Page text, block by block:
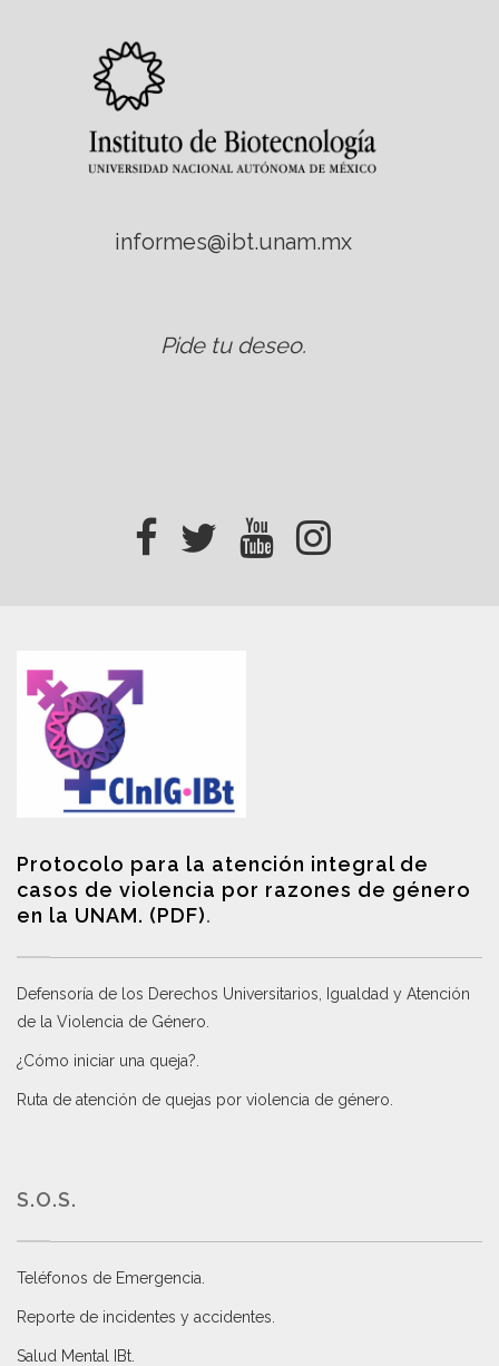
informes@ibt.unam.mx
Pide tu deseo.
Protocolo para la atención integral de
casos de violencia por razones de género
en la UNAM. (PDF).
Defensoría de los Derechos Universitarios, Igualdad y Atención
de la Violencia de Género
¿Cómo iniciar una queja?
Ruta de atención de quejas por violencia de género
S.O.S.
Teléfonos de Emergencia.
Reporte de incidentes y accidentes
Salud Mental IBt